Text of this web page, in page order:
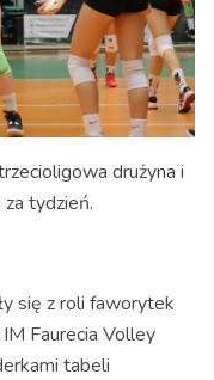
drużyna i
tydzień.
się z roli faworytek
Faurecia Volley
tabeli